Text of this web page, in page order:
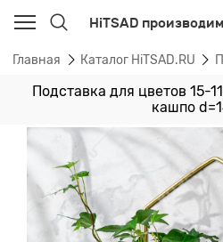
HiTSAD
Главная Каталог HiTSAD.RU
Подставка для цветов 15-
кашпо